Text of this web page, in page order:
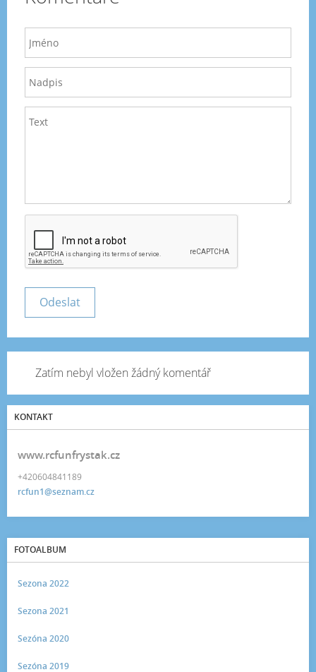
Zatím nebyl vložen žádný komentář
KONTAKT
www.rcfunfrystak.cz
+420604841189
rcfun1@seznam.cz
FOTOALBUM
Sezona 2022
Sezona 2021
Sezóna 2020
Sezóna 2019